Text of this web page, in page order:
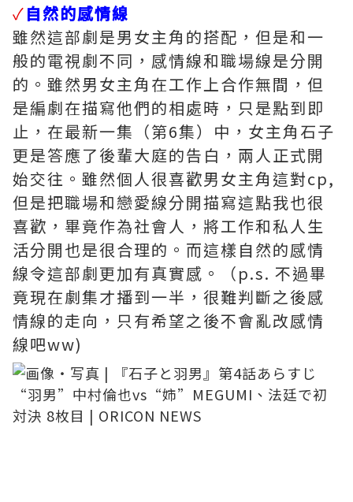
✓自然的感情線
雖然這部劇是男女主角的搭配，但是和一
般的電視劇不同，感情線和職場線是分開
的。雖然男女主角在工作上合作無間，但
是編劇在描寫他們的相處時，只是點到即
止，在最新一集（第6集）中，女主角石子
更是答應了後輩大庭的告白，兩人正式開
始交往。雖然個人很喜歡男女主角這對cp,
但是把職場和戀愛線分開描寫這點我也很
喜歡，畢竟作為社會人，將工作和私人生
活分開也是很合理的。而這樣自然的感情
線令這部劇更加有真實感。（p.s. 不過畢
竟現在劇集才播到一半，很難判斷之後感
情線的走向，只有希望之後不會亂改感情
線吧ww)